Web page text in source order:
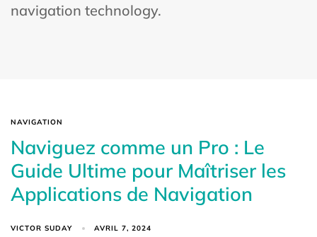
navigation technology.
NAVIGATION
Naviguez comme un Pro : Le
Guide Ultime pour Maîtriser les
Applications de Navigation
VICTOR SUDAY AVRIL 7, 2024